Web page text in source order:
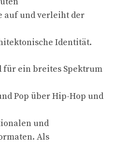
auf und verleiht der
Identität.
ein breites Spektrum
Pop über Hip-Hop und
und
Als